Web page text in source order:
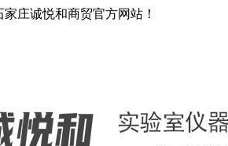
庄诚悦和商贸官方网站！